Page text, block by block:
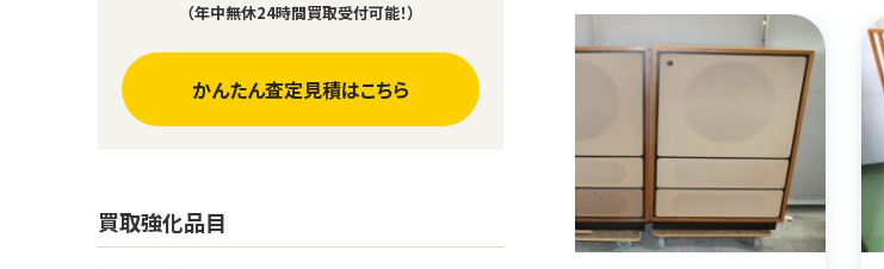
（年中無休24時間買取受付可能！）
かんたん査定見積はこちら
買取強化品目